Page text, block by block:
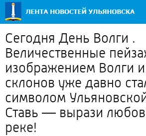
Сегодня День Волги .
Величественные
изображением Волги
склонов уже давно
символом
Ставь — вырази
реке!